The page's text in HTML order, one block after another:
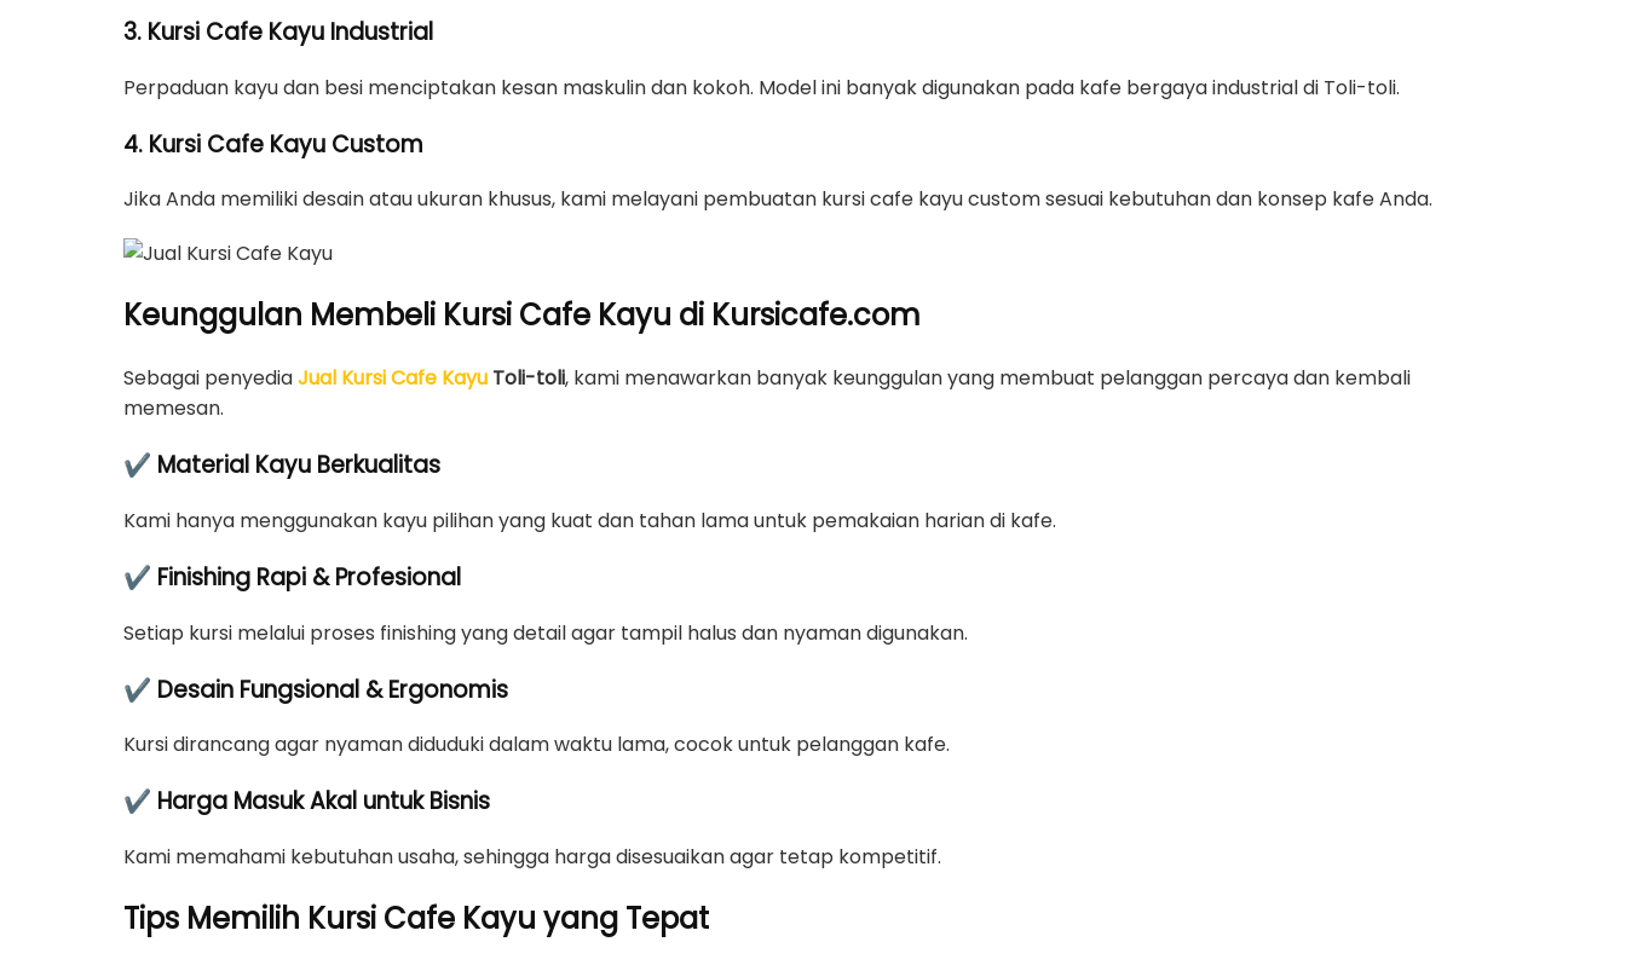
3. Kursi Cafe Kayu Industrial
Perpaduan kayu dan besi menciptakan kesan maskulin dan kokoh. Model ini banyak digunakan pada kafe bergaya industrial di Toli-toli.
4. Kursi Cafe Kayu Custom
Jika Anda memiliki desain atau ukuran khusus, kami melayani pembuatan kursi cafe kayu custom sesuai kebutuhan dan konsep kafe Anda.
Keunggulan Membeli Kursi Cafe Kayu di Kursicafe.com
Sebagai penyediaJual Kursi Cafe Kayu Toli-toli, kami menawarkan banyak keunggulan yang membuat pelanggan percaya dan kembali
memesan.
✔ Material Kayu Berkualitas
Kami hanya menggunakan kayu pilihan yang kuat dan tahan lama untuk pemakaian harian di kafe.
✔ Finishing Rapi & Profesional
Setiap kursi melalui proses finishing yang detail agar tampil halus dan nyaman digunakan.
✔ Desain Fungsional & Ergonomis
Kursi dirancang agar nyaman diduduki dalam waktu lama, cocok untuk pelanggan kafe.
✔ Harga Masuk Akal untuk Bisnis
Kami memahami kebutuhan usaha, sehingga harga disesuaikan agar tetap kompetitif.
Tips Memilih Kursi Cafe Kayu yang Tepat